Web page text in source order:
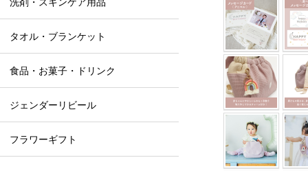
タオル・ブランケット
食品・お菓子・ドリンク
ジェンダーリビール
フラワーギフト